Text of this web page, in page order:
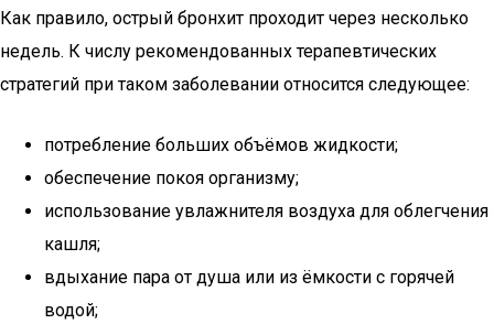
Как правило, острый бронхит проходит через несколько
недель. К числу рекомендованных терапевтических
стратегий при таком заболевании относится следующее:
потребление больших объёмов жидкости;
обеспечение покоя организму;
использование увлажнителя воздуха для облегчения
кашля;
вдыхание пара от душа или из ёмкости с горячей
водой;